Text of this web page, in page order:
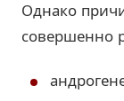
Однако
совершенно